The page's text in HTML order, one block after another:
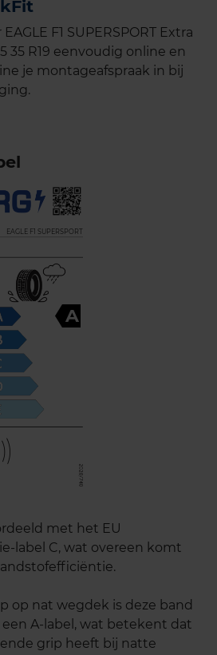
F1 SUPERSPORT Extra
35 R19 eenvoudig online en
je montageafspraak in bij
EAGLE F1 SUPERSPORT
A
met het EU
label C, wat overeen komt
op nat wegdek is deze band
A-label, wat betekent dat
grip heeft bij natte